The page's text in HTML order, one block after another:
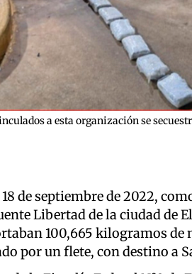
a esta organización se
de septiembre de 2022,
Libertad de la ciudad de
100,665 kilogramos
por un flete, con destino a